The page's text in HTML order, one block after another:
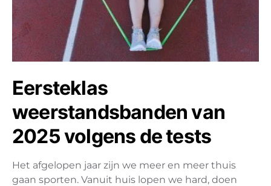
Eersteklas
weerstandsbanden van
2025 volgens de tests
Het afgelopen jaar zijn we meer en meer thuis
gaan sporten. Vanuit huis lopen we hard, doen